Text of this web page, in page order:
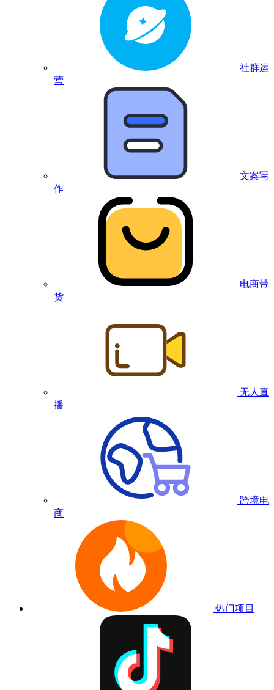
社群运
营
文案写
作
电商带
货
无人直
播
跨境电
商
热门项目